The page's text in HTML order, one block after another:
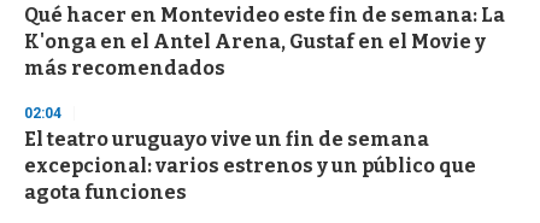
Qué hacer en Montevideo este fin de semana: La
K'onga en el Antel Arena, Gustaf en el Movie y
más recomendados
02:04
El teatro uruguayo vive un fin de semana
excepcional: varios estrenos y un público que
agota funciones